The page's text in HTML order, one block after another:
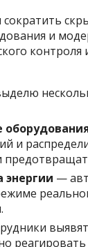
и
и
энергии —